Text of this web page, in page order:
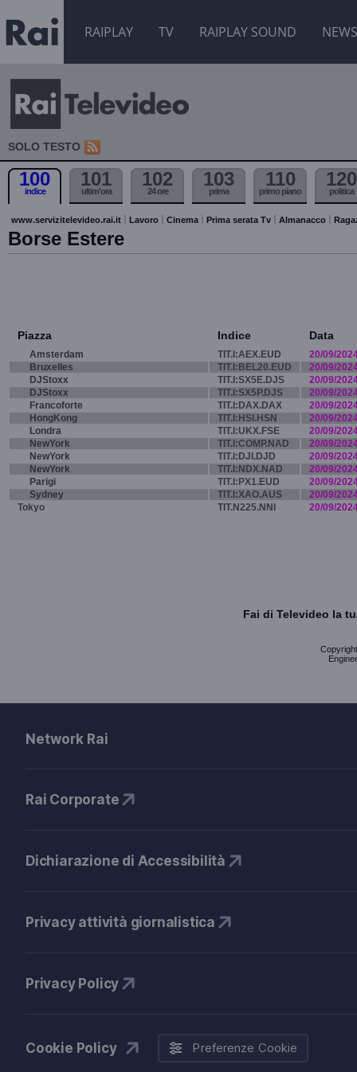
RAIPLAY TV RAIPLAY SOUND NEWS
SOLO TESTO
100
indice
101
ultim'ora
102
24 ore
103
prima
110
primo piano
120
politica
www.servizitelevideo.rai.it Lavoro Cinema Prima serata Tv Almanacco
Borse Estere
Piazza Indice Data
Amsterdam TIT.I:AEX.EUD
20/09/
Bruxelles
TIT.I:BEL20.EUD
20/09/
DJStoxx
TIT.I:SX5E.DJS
20/09/
DJStoxx
TIT.I:SX5P.DJS
20/09/
Francoforte
TIT.I:DAX.DAX
20/09/
HongKong
TIT.I:HSI.HSN
20/09/
Londra
TIT.I:UKX.FSE
20/09/
NewYork
TIT.I:COMP.NAD
20/09/
NewYork
TIT.I:DJI.DJD
20/09/
NewYork
TIT.I:NDX.NAD
20/09/
Parigi
TIT.I:PX1.EUD
20/09/
Sydney
TIT.I:XAO.AUS
20/09/
Tokyo
TIT.N225.NNI 20/09/
Fai di Televideo la